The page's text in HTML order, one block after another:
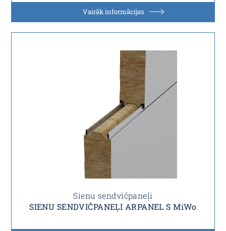
Vairāk informācijas
Sienu sendvičpaneļi
SIENU SENDVIČPANEĻI ARPANEL S MiWo